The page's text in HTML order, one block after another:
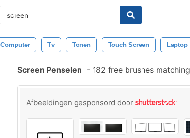
Computer Tv Tonen Touch Screen Laptop
Screen Penselen - 182 free brushes matching
Afbeeldingen gesponsord door